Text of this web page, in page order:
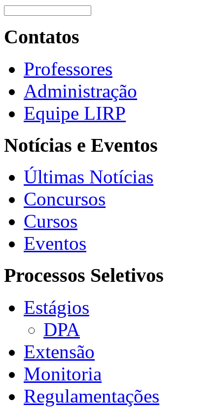
Contatos
Professores
Administração
Equipe LIRP
Notícias e Eventos
Últimas Notícias
Concursos
Cursos
Eventos
Processos Seletivos
Estágios
DPA
Extensão
Monitoria
Regulamentações